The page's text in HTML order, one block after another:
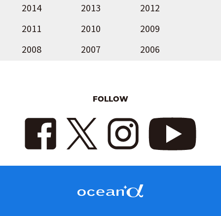
2014
2013
2012
2011
2010
2009
2008
2007 2006
FOLLOW